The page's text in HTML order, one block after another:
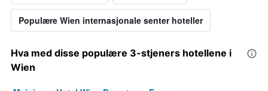
Populære Wien internasjonale senter hoteller
Hva med disse populære 3-stjeners hotellene i
Wien